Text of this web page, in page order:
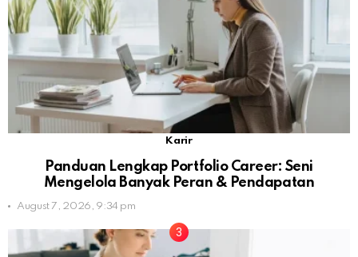
Karir
Panduan Lengkap Portfolio Career: Seni
Mengelola Banyak Peran & Pendapatan
August 7, 2026, 9:34 pm